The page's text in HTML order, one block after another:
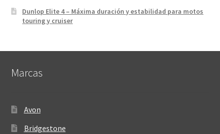
Dunlop Elite 4 – Máxima duración y estabilidad para motos
touring y cruiser
Marcas
Avon
Bridgestone